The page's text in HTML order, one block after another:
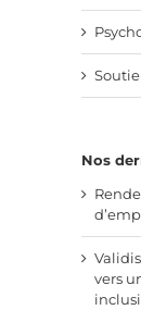
Nos
vers